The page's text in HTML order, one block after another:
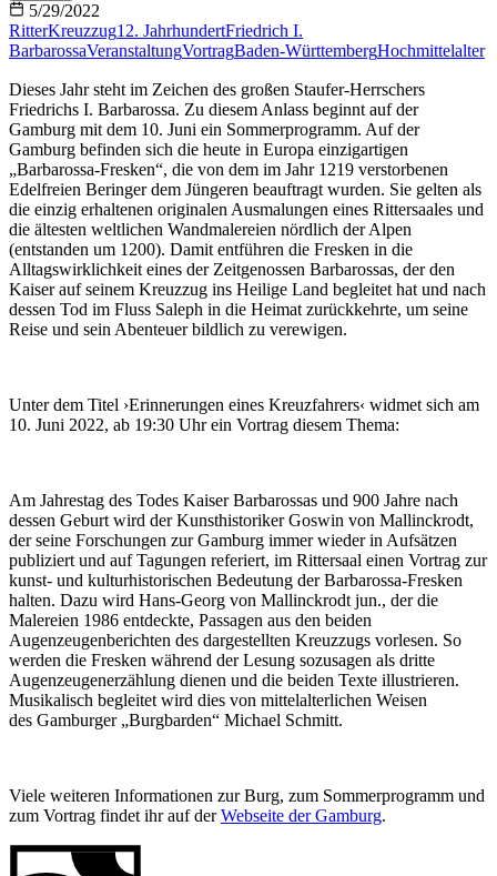
5/29/2022
RitterKreuzzug12. JahrhundertFriedrich I.
BarbarossaVeranstaltungVortragBaden-WürttembergHochmittelalter
Dieses Jahr steht im Zeichen des großen Staufer-Herrschers
Friedrichs I. Barbarossa. Zu diesem Anlass beginnt auf der
Gamburg mit dem 10. Juni ein Sommerprogramm. Auf der
Gamburg befinden sich die heute in Europa einzigartigen
„Barbarossa-Fresken“, die von dem im Jahr 1219 verstorbenen
Edelfreien Beringer dem Jüngeren beauftragt wurden. Sie gelten als
die einzig erhaltenen originalen Ausmalungen eines Rittersaales und
die ältesten weltlichen Wandmalereien nördlich der Alpen
(entstanden um 1200). Damit entführen die Fresken in die
Alltagswirklichkeit eines der Zeitgenossen Barbarossas, der den
Kaiser auf seinem Kreuzzug ins Heilige Land begleitet hat und nach
dessen Tod im Fluss Saleph in die Heimat zurückkehrte, um seine
Reise und sein Abenteuer bildlich zu verewigen.
Unter dem Titel ›Erinnerungen eines Kreuzfahrers‹ widmet sich am
10. Juni 2022, ab 19:30 Uhr ein Vortrag diesem Thema:
Am Jahrestag des Todes Kaiser Barbarossas und 900 Jahre nach
dessen Geburt wird der Kunsthistoriker Goswin von Mallinckrodt,
der seine Forschungen zur Gamburg immer wieder in Aufsätzen
publiziert und auf Tagungen referiert, im Rittersaal einen Vortrag zur
kunst- und kulturhistorischen Bedeutung der Barbarossa-Fresken
halten. Dazu wird Hans-Georg von Mallinckrodt jun., der die
Malereien 1986 entdeckte, Passagen aus den beiden
Augenzeugenberichten des dargestellten Kreuzzugs vorlesen. So
werden die Fresken während der Lesung sozusagen als dritte
Augenzeugenerzählung dienen und die beiden Texte illustrieren.
Musikalisch begleitet wird dies von mittelalterlichen Weisen
des Gamburger „Burgbarden“ Michael Schmitt.
Viele weiteren Informationen zur Burg, zum Sommerprogramm und
zum Vortrag findet ihr auf derWebseite der Gamburg.